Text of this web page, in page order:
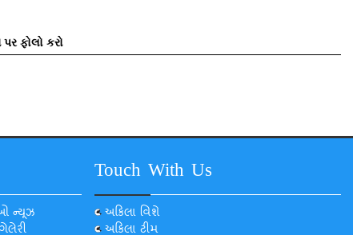
ફોલો કરો
ન્યૂઝ
Touch With Us
અકિલા વિશે
અકિલા ટીમ